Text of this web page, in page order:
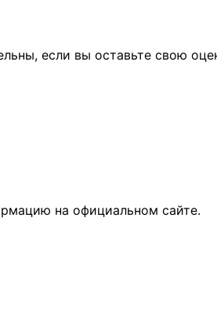
если вы оставьте свою
на официальном сайте.